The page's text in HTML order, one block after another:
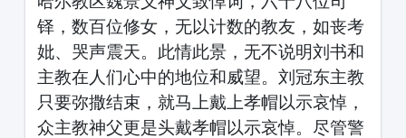
铎，数百位修女，无以计数的教友，如丧考
妣、哭声震天。此情此景，无不说明刘书和
主教在人们心中的地位和威望。刘冠东主教
只要弥撒结束，就马上戴上孝帽以示哀悼，
众主教神父更是头戴孝帽以示哀悼。尽管警